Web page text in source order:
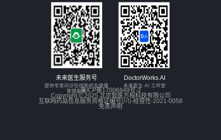
未来医生服务号
提供专家问诊在线购药及健康
管理服务
DoctorWorks.AI
未来医生 AI 工作室
京ICP备17006849号-2
Copyright © 2025 北京智医方程科技有限公司
互联网药品信息服务资格证编号(川)-经营性-2021-0058
免责声明